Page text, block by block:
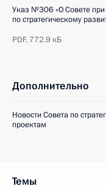
Указ №306 «О Совете
по стратегическому
PDF, 772.9 кБ
Дополнительно
Новости Совета по
проектам
Темы